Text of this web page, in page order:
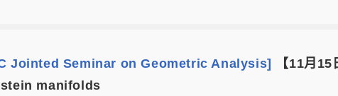
Jointed Seminar on Geometric Analysis]
【11月
manifolds